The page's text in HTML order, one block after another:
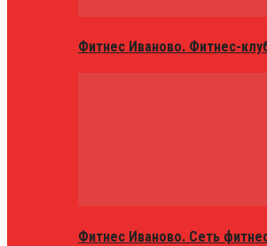
Фитнес Иваново. Фитнес-
Фитнес Иваново. Сеть